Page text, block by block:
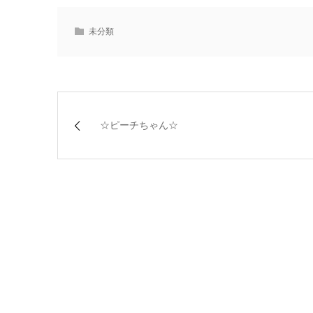
未分類
☆ピーチちゃん☆